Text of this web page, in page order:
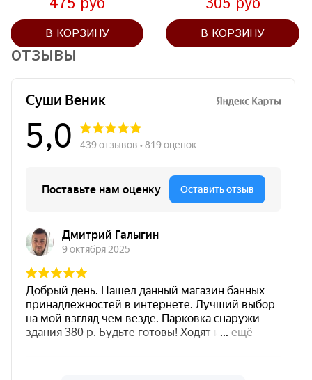
В КОРЗИНУ В КОРЗИНУ
ОТЗЫВЫ